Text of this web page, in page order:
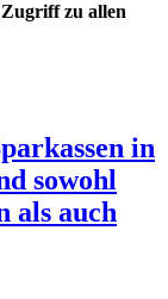
zu allen
in
sowohl
als auch